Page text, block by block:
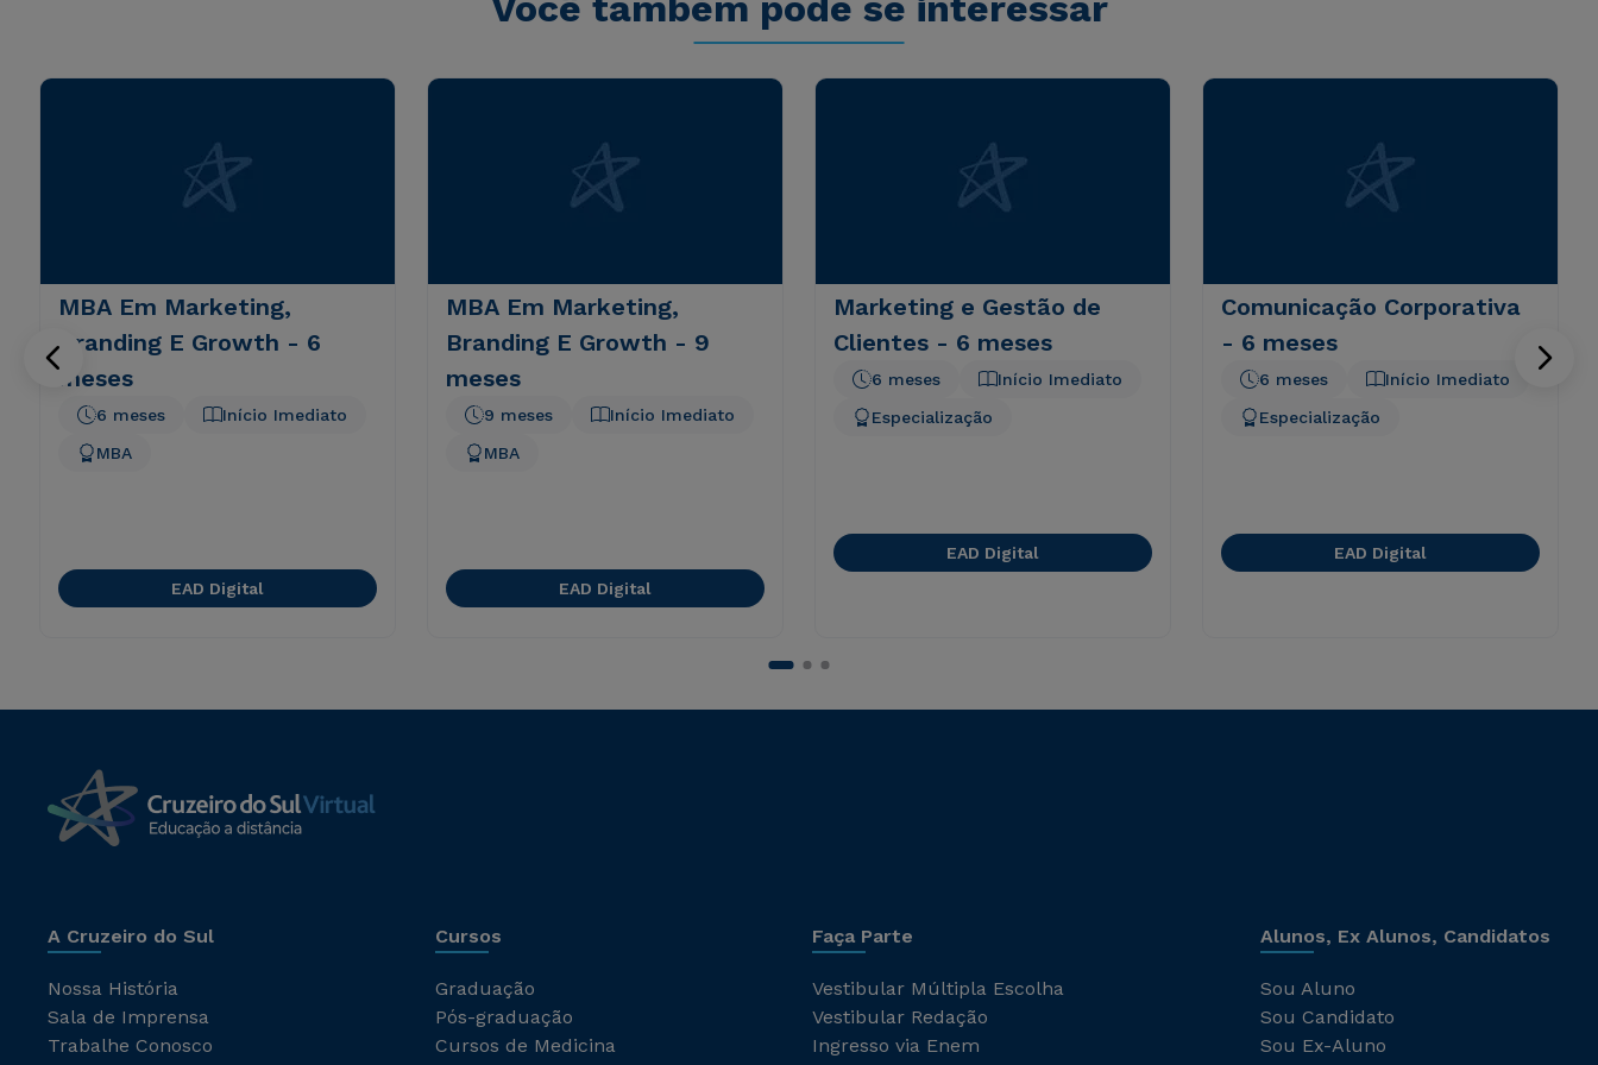
MBA Em Marketing,
Branding E Growth - 6
meses
Início Imediato
6 meses
MBA
EAD Digital
MBA Em Marketing,
Branding E Growth - 9
meses
Início Imediato
9 meses
MBA
EAD Digital
Marketing e Gestão de
Clientes - 6 meses
Início Imediato
6 meses
Especialização
EAD Digital
Comunicação Corporativa
- 6 meses
Início Imediato
6 meses
Especialização
EAD Digital
A Cruzeiro do Sul
Nossa História
Sala de Imprensa
Trabalhe Conosco
Cursos
Graduação
Pós-graduação
Cursos de Medicina
Faça Parte
Vestibular Múltipla Escolha
Vestibular Redação
Ingresso via Enem
Alunos, Ex Alunos, Candidatos
Sou Aluno
Sou Candidato
Sou Ex-Aluno